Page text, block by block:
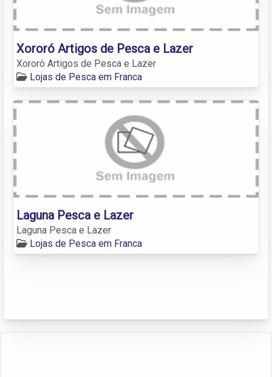
Xororó Artigos de Pesca e Lazer
Xororó Artigos de Pesca e Lazer
Lojas de Pesca em Franca
Laguna Pesca e Lazer
Laguna Pesca e Lazer
Lojas de Pesca em Franca